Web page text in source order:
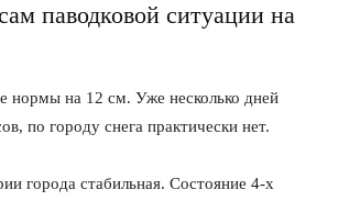
паводковой ситуации на
нормы на 12 см. Уже несколько дней
по городу снега практически нет.
города стабильная. Состояние 4-х